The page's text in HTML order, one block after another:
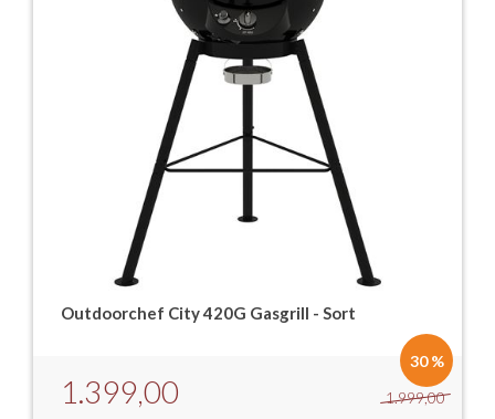
Outdoorchef City 420G Gasgrill - Sort
1.999,00
1.399,00
30 %